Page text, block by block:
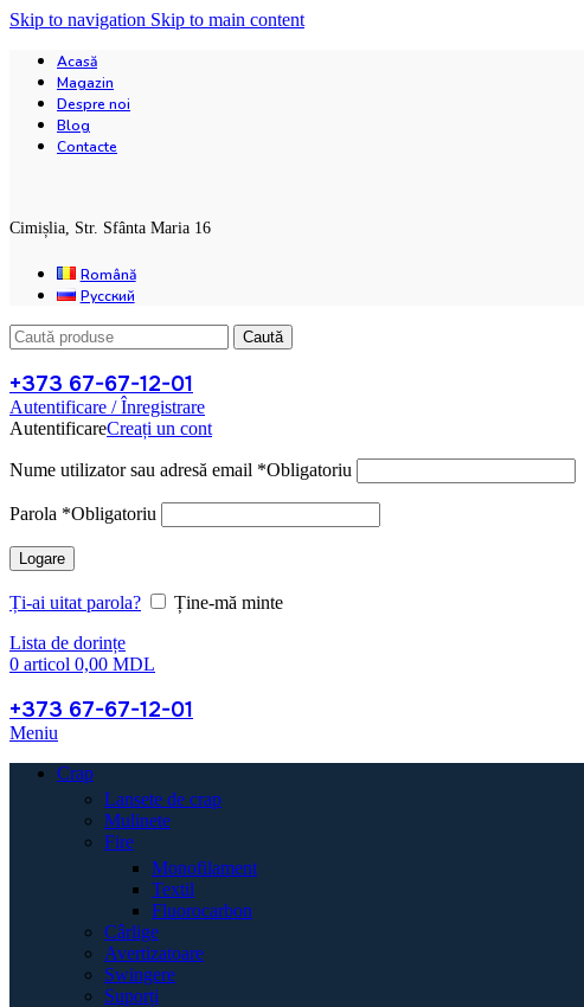
Skip to navigation Skip to main content
Acasă
Magazin
Despre noi
Blog
Contacte
Cimișlia, Str. Sfânta Maria 16
Română
Русский
Caută
+373 67-67-12-01
Autentificare / Înregistrare
AutentificareCreați un cont
Nume utilizator sau adresă email *Obligatoriu
Parola *Obligatoriu
Logare
Ți-ai uitat parola?
Ține-mă minte
Lista de dorințe
0 articol 0,00 MDL
+373 67-67-12-01
Meniu
Crap
Lansete de crap
Mulinete
Fire
Monofilament
Textil
Fluorocarbon
Cârlige
Avertizatoare
Swingere
Suporți